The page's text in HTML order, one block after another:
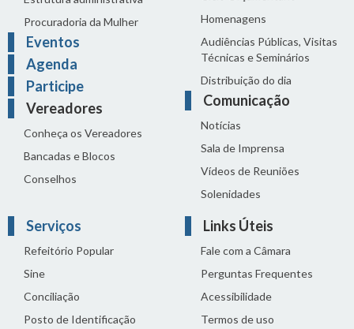
Procuradoria da Mulher
Eventos
Agenda
Participe
Vereadores
Conheça os Vereadores
Bancadas e Blocos
Conselhos
Homenagens
Audiências Públicas, Visitas
Técnicas e Seminários
Distribuição do dia
Comunicação
Notícias
Sala de Imprensa
Vídeos de Reuniões
Solenidades
Serviços
Refeitório Popular
Sine
Conciliação
Posto de Identificação
Links Úteis
Fale com a Câmara
Perguntas Frequentes
Acessibilidade
Termos de uso